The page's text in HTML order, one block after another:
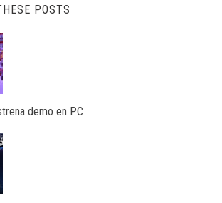
POSTS
demo en PC